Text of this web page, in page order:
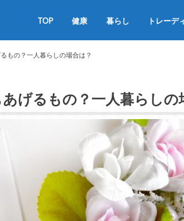
TOP 健康
食べ物
暮らし
お得・便利
グルメ
一人暮らし
トレーデ
もの？一人暮らしの場合は？
げるもの？一人暮らしの